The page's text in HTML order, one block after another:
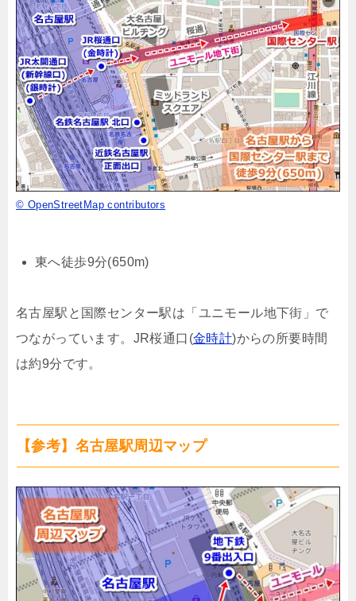
© OpenStreetMap contributors
東へ徒歩9分(650m)
名古屋駅と国際センター駅は「ユニモール地下街」で
つながっています。JR桜通口(金時計)からの所要時間
は約9分です。
【参考】名古屋駅周辺マップ